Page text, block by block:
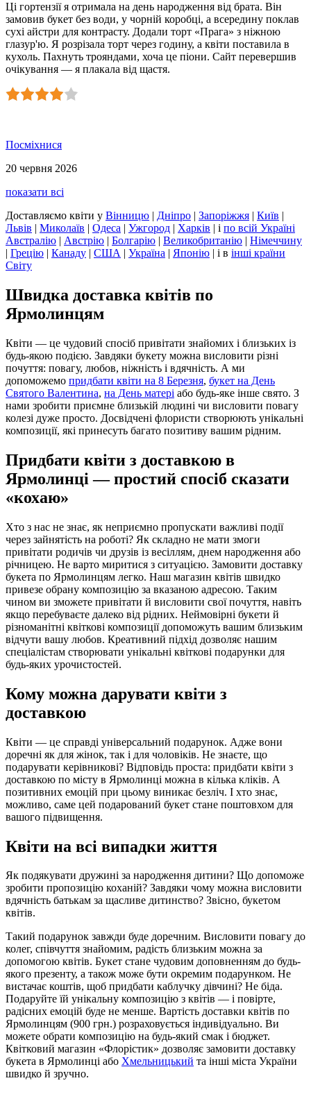
Ці гортензії я отримала на день народження від брата. Він
замовив букет без води, у чорній коробці, а всередину поклав
сухі айстри для контрасту. Додали торт «Прага» з ніжною
глазур'ю. Я розрізала торт через годину, а квіти поставила в
кухоль. Пахнуть трояндами, хоча це піони. Сайт перевершив
очікування — я плакала від щастя.
Посміхнися
20 червня 2026
показати всі
Доставляємо квіти у Вінницю | Дніпро | Запоріжжя | Київ |
Львів | Миколаїв | Одеса | Ужгород | Харків | і по всій Україні
Австралію | Австрію | Болгарію | Великобританію | Німеччину
| Грецію | Канаду | США | Україна | Японію | і в інші країни
Світу
Швидка доставка квітів по
Ярмолинцям
Квіти — це чудовий спосіб привітати знайомих і близьких із
будь-якою подією. Завдяки букету можна висловити різні
почуття: повагу, любов, ніжність і вдячність. А ми
допоможемо придбати квіти на 8 Березня, букет на День
Святого Валентина, на День матері або будь-яке інше свято. З
нами зробити приємне близькій людині чи висловити повагу
колезі дуже просто. Досвідчені флористи створюють унікальні
композиції, які принесуть багато позитиву вашим рідним.
Придбати квіти з доставкою в
Ярмолинці — простий спосіб сказати
«кохаю»
Хто з нас не знає, як неприємно пропускати важливі події
через зайнятість на роботі? Як складно не мати змоги
привітати родичів чи друзів із весіллям, днем народження або
річницею. Не варто миритися з ситуацією. Замовити доставку
букета по Ярмолинцям легко. Наш магазин квітів швидко
привезе обрану композицію за вказаною адресою. Таким
чином ви зможете привітати й висловити свої почуття, навіть
якщо перебуваєте далеко від рідних. Неймовірні букети й
різноманітні квіткові композиції допоможуть вашим близьким
відчути вашу любов. Креативний підхід дозволяє нашим
спеціалістам створювати унікальні квіткові подарунки для
будь-яких урочистостей.
Кому можна дарувати квіти з
доставкою
Квіти — це справді універсальний подарунок. Адже вони
доречні як для жінок, так і для чоловіків. Не знаєте, що
подарувати керівникові? Відповідь проста: придбати квіти з
доставкою по місту в Ярмолинці можна в кілька кліків. А
позитивних емоцій при цьому виникає безліч. І хто знає,
можливо, саме цей подарований букет стане поштовхом для
вашого підвищення.
Квіти на всі випадки життя
Як подякувати дружині за народження дитини? Що допоможе
зробити пропозицію коханій? Завдяки чому можна висловити
вдячність батькам за щасливе дитинство? Звісно, букетом
квітів.
Такий подарунок завжди буде доречним. Висловити повагу до
колег, співчуття знайомим, радість близьким можна за
допомогою квітів. Букет стане чудовим доповненням до будь-
якого презенту, а також може бути окремим подарунком. Не
вистачає коштів, щоб придбати каблучку дівчині? Не біда.
Подаруйте їй унікальну композицію з квітів — і повірте,
радісних емоцій буде не менше. Вартість доставки квітів по
Ярмолинцям (900 грн.) розраховується індивідуально. Ви
можете обрати композицію на будь-який смак і бюджет.
Квітковий магазин «Флорістик» дозволяє замовити доставку
букета в Ярмолинці або Хмельницький та інші міста України
швидко й зручно.